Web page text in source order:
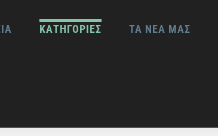
ΚΑΤΗΓΟΡΙΕΣ ΤΑ ΝΕΑ ΜΑΣ